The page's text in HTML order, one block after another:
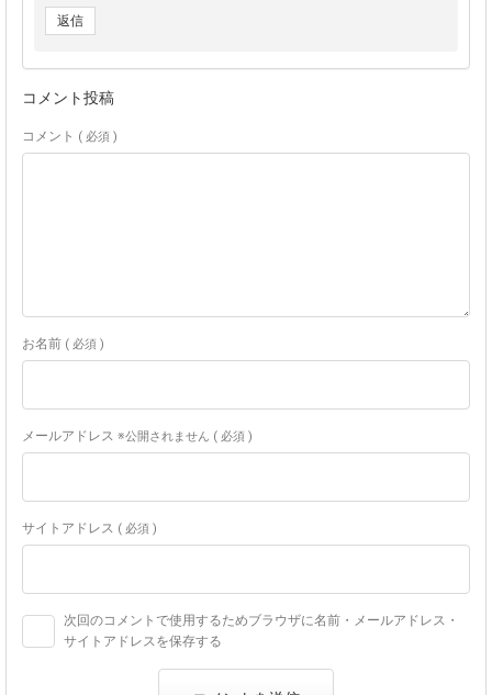
返信
コメント投稿
コメント ( 必須 )
お名前 ( 必須 )
メールアドレス ※公開されません ( 必須 )
サイトアドレス ( 必須 )
次回のコメントで使用するためブラウザに名前・メールアドレス・
サイトアドレスを保存する